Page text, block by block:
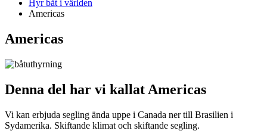
Hyr båt i världen
Americas
Americas
Denna del har vi kallat Americas
Vi kan erbjuda segling ända uppe i Canada ner till Brasilien i
Sydamerika. Skiftande klimat och skiftande segling.